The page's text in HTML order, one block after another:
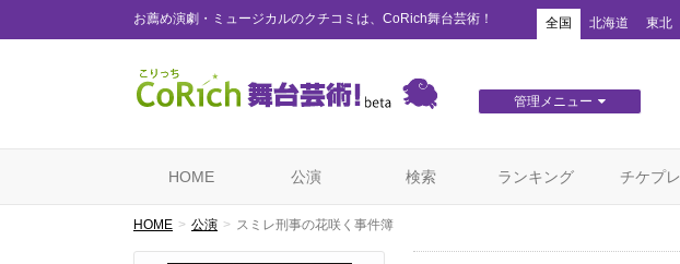
お薦め演劇・ミュージカルのクチコミは、CoRich舞台芸術！ 全国 北海道 東北
管理メニュー
HOME 公演 検索 ランキング チケプレ
HOME 公演 スミレ刑事の花咲く事件簿